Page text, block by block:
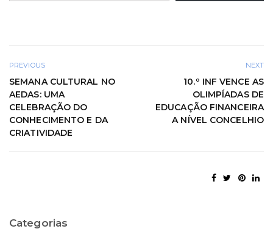
PREVIOUS
SEMANA CULTURAL NO
AEDAS: UMA
CELEBRAÇÃO DO
CONHECIMENTO E DA
CRIATIVIDADE
NEXT
10.º INF VENCE AS
OLIMPÍADAS DE
EDUCAÇÃO FINANCEIRA
A NÍVEL CONCELHIO
Categorias